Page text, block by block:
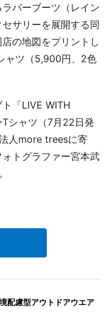
バーブーツ（レイン
サリーを展開する同
の地図をプリントし
ャツ（5,900円、2色
「LIVE WITH
シャツ（7月22日発
人more treesに寄
トグラファー宮本武
配慮型アウトドアウエア